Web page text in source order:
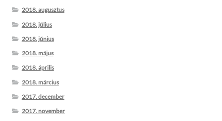
2018. augusztus
2018. július
2018. június
2018. május
2018. április
2018. március
2017. december
2017. november